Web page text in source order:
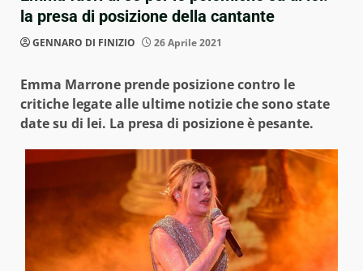
la presa di posizione della cantante
GENNARO DI FINIZIO 26 Aprile 2021
Emma Marrone prende posizione contro le
critiche legate alle ultime notizie che sono state
date su di lei. La presa di posizione è pesante.